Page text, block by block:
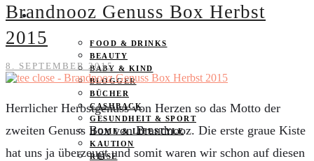
PRODUKTTESTER GESUCHT
FOOD & DRINKS
BEAUTY
BABY & KIND
BLOGGER
BÜCHER
CASHBACK
GESUNDHEIT & SPORT
HOME & LIFESTYLE
KAUTION
REISE
Brandnooz Genuss Box Herbst
2015
8. SEPTEMBER 2015
Herrlicher Herbstgenuss von Herzen so das Motto der
zweiten Genuss Box von Brandnooz. Die erste graue Kiste
hat uns ja überzeugt und somit waren wir schon auf diesen